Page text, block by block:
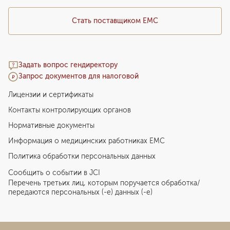
Стать поставщиком ЕМС
Задать вопрос гендиректору
Запрос документов для налоговой
Лицензии и сертификаты
Контакты контролирующих органов
Нормативные документы
Информация о медицинских работниках EMC
Политика обработки персональных данных
Сообщить о событии в JCI
Перечень третьих лиц, которым поручается обработка/
передаются персональных (-е) данных (-е)